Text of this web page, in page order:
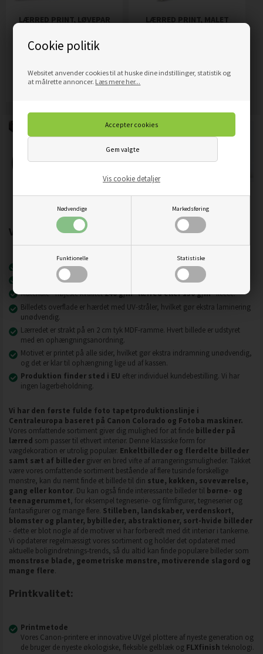
Cookie politik
Websitet anvender cookies til at huske dine indstillinger, statistik og
at målrette annoncer. Læs mere her...
Nødvendige Markedsføring
Funktionelle Statistiske
Vis cookie detaljer
LÆRRED PRINT, LØVEPAR
Mere info
LÆRRED PRINT, MALET
Vigtigste produktegenskaber:
Nyeste printteknologi
Billeder på lærred er modstandsdygtige over for slid, ridser og snavs.
Materiale - højeste kvalitet240 g/m lærred eller 130 g/m fleece.
Billedets overflade er hærdet med UV-stråler, hvilket gør ekstra laminering
unødvendig.
Lærredet er strakt på en 2 cm tyk MDF-ramme. Hvert billede er udstyret
med en ophængningsanordning.
Motivet er printet på alle sider, hvilket gør ekstra indramning unødvendig,
og det er klar til ophængning lige ud af kassen.
Produktion finder sted i EU efter individuel kundebestilling. Vi har
ingen lagerbeholdning.
Vi har den første fulde foto tapetproduktionslinje i
Centraleuropa baseret på Canon Colorado og Fotoba maskiner.
Vores omfattende sortiment giver dig mulighed for at finde billeder på
lærred som passer til ethvert interiør. Denne klassiske form for
vægdekoration er utrolig populær. Enkeltbilleder og flerdelte billeder
samt sæt af billeder giver en bred vifte af arrangeringsmuligheder. Takket
være vores omfattende sortiment bestående af flere tusinde forskellige
mønstre, kan du nemt finde et billede til din stue, køkken, soveværelse,
gang eller kontor. Du kan også finde interessante billeder til børne- og
teenagerummet, for eksempel tegneserie- og filmfigurer, tegneserier og
fantasifigurer og mange flere. Stilleben, landskaber, verdenskort,
blomster og planter, bybilleder, abstraktioner, sort-hvide billeder
- dette er blot nogle af de motiver vi har forberedt med dit interiør i tankerne.
Vi opdaterer regelmæssigt vores sortiment og holder det opdateret med
aktuelle boligindretnings-trends, så du altid kan finde populære billeder som
monstrøse blade, geometriske mønstre, motiverende slagord og
mange flere.
Printkvalitet:
Printmetode
Vores Canon-printere er innovative UVgel plottere af nyeste generation og
de bruger de nyeste økologiske, fleksible gelblæk og FLXfinish teknologi.